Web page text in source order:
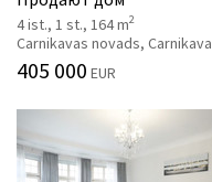
4 ist., 1 st., 164 m2
Carnikavas novads, Carnikava
405 000 EUR